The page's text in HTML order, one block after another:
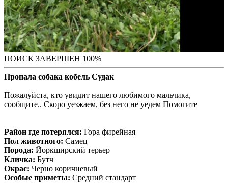
ПОИСК ЗАВЕРШЕН 100%
Пропала собака кобель Судак
Пожалуйста, кто увидит нашего любимого мальчика,
сообщите.. Скоро уезжаем, без него не уедем Помогите
Район где потерялся: Гора фирейная
Пол животного: Самец
Порода: Йоркширский терьер
Кличка: Бутч
Окрас: Черно коричневый
Особые приметы: Средний стандарт